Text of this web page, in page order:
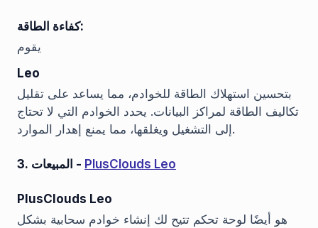
كفاءة الطاقة:
يقوم
Leo
بتحسين استهلاك الطاقة للخوادم، مما يساعد على تقليل
تكاليف الطاقة لمراكز البيانات. يحدد الخوادم التي لا تحتاج
إلى التشغيل ويغلقها، مما يمنع إهدار الموارد.
3. المبيعات - PlusClouds Leo
PlusClouds Leo
هو أيضًا لوحة تحكم تتيح لك إنشاء خوادم سحابية بشكل